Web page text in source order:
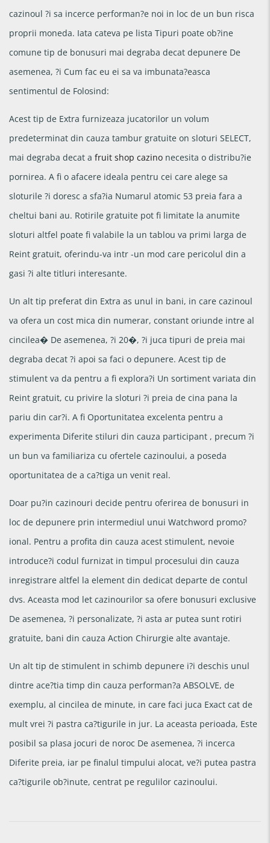
cazinoul ?i sa incerce performan?e noi in loc de un bun risca
proprii moneda. Iata cateva pe lista Tipuri poate ob?ine
comune tip de bonusuri mai degraba decat depunere De
asemenea, ?i Cum fac eu ei sa va imbunata?easca
sentimentul de Folosind:
Acest tip de Extra furnizeaza jucatorilor un volum
predeterminat din cauza tambur gratuite on sloturi SELECT,
mai degraba decat a fruit shop cazino necesita o distribu?ie
pornirea. A fi o afacere ideala pentru cei care alege sa
sloturile ?i doresc a sfa?ia Numarul atomic 53 preia fara a
cheltui bani au. Rotirile gratuite pot fi limitate la anumite
sloturi altfel poate fi valabile la un tablou va primi larga de
Reint gratuit, oferindu-va intr -un mod care pericolul din a
gasi ?i alte titluri interesante.
Un alt tip preferat din Extra as unul in bani, in care cazinoul
va ofera un cost mica din numerar, constant oriunde intre al
cincilea� De asemenea, ?i 20�, ?i juca tipuri de preia mai
degraba decat ?i apoi sa faci o depunere. Acest tip de
stimulent va da pentru a fi explora?i Un sortiment variata din
Reint gratuit, cu privire la sloturi ?i preia de cina pana la
pariu din car?i. A fi Oportunitatea excelenta pentru a
experimenta Diferite stiluri din cauza participant , precum ?i
un bun va familiariza cu ofertele cazinoului, a poseda
oportunitatea de a ca?tiga un venit real.
Doar pu?in cazinouri decide pentru oferirea de bonusuri in
loc de depunere prin intermediul unui Watchword promo?
ional. Pentru a profita din cauza acest stimulent, nevoie
introduce?i codul furnizat in timpul procesului din cauza
inregistrare altfel la element din dedicat departe de contul
dvs. Aceasta mod let cazinourilor sa ofere bonusuri exclusive
De asemenea, ?i personalizate, ?i asta ar putea sunt rotiri
gratuite, bani din cauza Action Chirurgie alte avantaje.
Un alt tip de stimulent in schimb depunere i?i deschis unul
dintre ace?tia timp din cauza performan?a ABSOLVE, de
exemplu, al cincilea de minute, in care faci juca Exact cat de
mult vrei ?i pastra ca?tigurile in jur. La aceasta perioada, Este
posibil sa plasa jocuri de noroc De asemenea, ?i incerca
Diferite preia, iar pe finalul timpului alocat, ve?i putea pastra
ca?tigurile ob?inute, centrat pe regulilor cazinoului.